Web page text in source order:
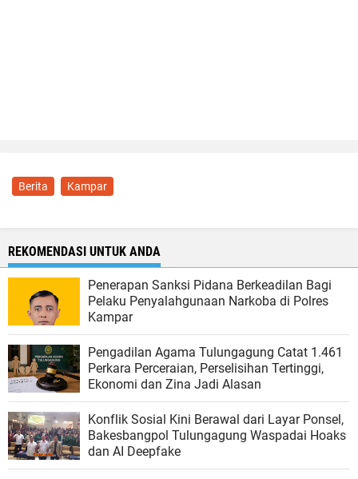
Berita Kampar
REKOMENDASI UNTUK ANDA
Penerapan Sanksi Pidana Berkeadilan Bagi
Pelaku Penyalahgunaan Narkoba di Polres
Kampar
Pengadilan Agama Tulungagung Catat 1.461
Perkara Perceraian, Perselisihan Tertinggi,
Ekonomi dan Zina Jadi Alasan
Konflik Sosial Kini Berawal dari Layar Ponsel,
Bakesbangpol Tulungagung Waspadai Hoaks
dan AI Deepfake